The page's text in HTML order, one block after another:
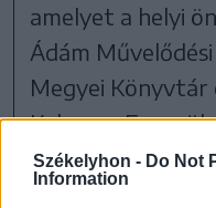
Székelyhon - Do Not
Information
amelyet a helyi
Ádám
Megyei Könyvtár
Kelemen
több mint 875
fesztiválhonlapján